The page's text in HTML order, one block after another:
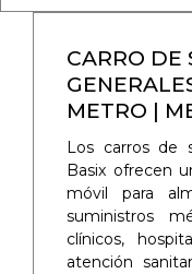
CARRO DE
METRO |
Los carros de
Basix ofrecen
móvil para
suministros
clínicos,
atención